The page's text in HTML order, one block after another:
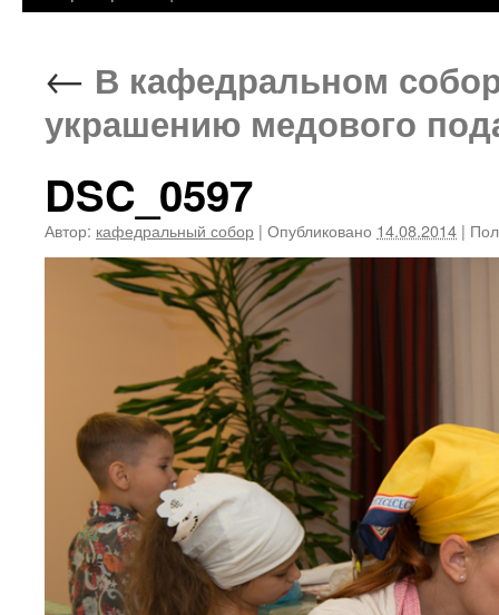
← В кафедральном
украшению медового
DSC_0597
Автор: кафедральный собор | Опубликовано 14.08.2014 |